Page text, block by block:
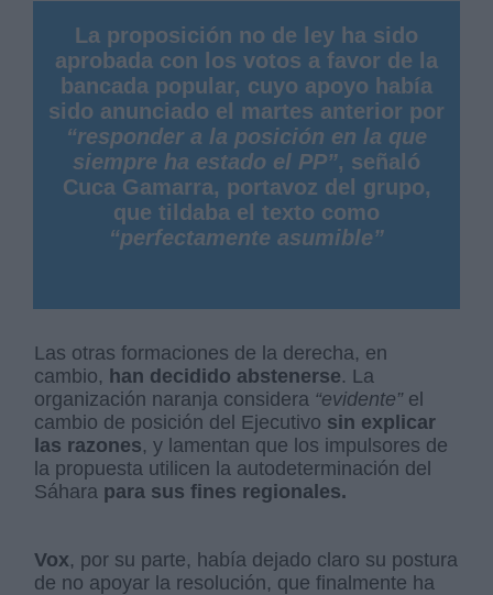
La proposición no de ley ha sido
aprobada con los votos a favor de la
bancada popular, cuyo apoyo había
sido anunciado el martes anterior por
“responder a la posición en la que
siempre ha estado el PP”, señaló
Cuca Gamarra, portavoz del grupo,
que tildaba el texto como
“perfectamente asumible”
Las otras formaciones de la derecha, en
cambio, han decidido abstenerse. La
organización naranja considera “evidente”el
cambio de posición del Ejecutivo sin explicar
las razones, y lamentan que los impulsores de
la propuesta utilicen la autodeterminación del
Sáhara para sus fines regionales.
Vox, por su parte, había dejado claro su postura
de no apoyar la resolución, que finalmente ha